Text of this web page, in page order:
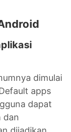
dimulai
apps
dapat
dan